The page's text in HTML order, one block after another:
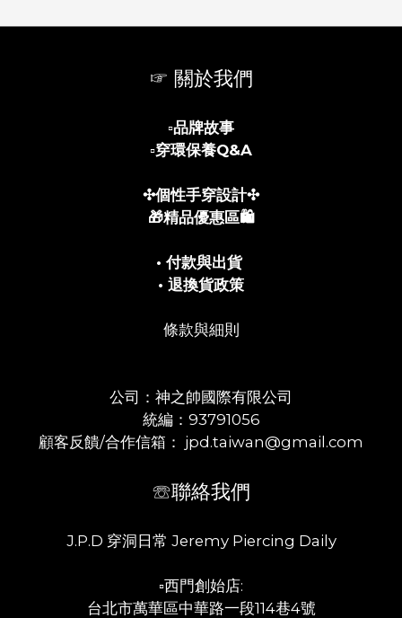
☞ 關於我們
▫️品牌故事
▫️穿環保養Q&A
✣個性手穿設計✣
🎁精品優惠區🛍️
• 付款與出貨
• 退換貨政策
條款與細則
公司：神之帥國際有限公司
統編：93791056
顧客反饋/合作信箱： jpd.taiwan@gmail.com
☏聯絡我們
J.P.D 穿洞日常 Jeremy Piercing Daily
▫️西門創始店:
台北市萬華區中華路一段114巷4號